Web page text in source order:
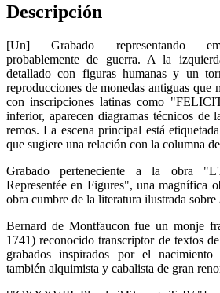
Descripción
[Un] Grabado representando
probablemente de guerra. A la
detallado con figuras humanas y un
reproducciones de monedas antiguas que
con inscripciones latinas como
inferior, aparecen diagramas técnicos de
remos. La escena principal está
que sugiere una relación con la columna
Grabado perteneciente a la obra
Representée en Figures", una magnífica
obra cumbre de la literatura ilustrada
Bernard de Montfaucon fue un monje
1741) reconocido transcriptor de textos
grabados inspirados por el
también alquimista y cabalista de gran